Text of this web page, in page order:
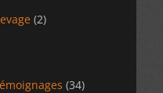
(2)
(34)